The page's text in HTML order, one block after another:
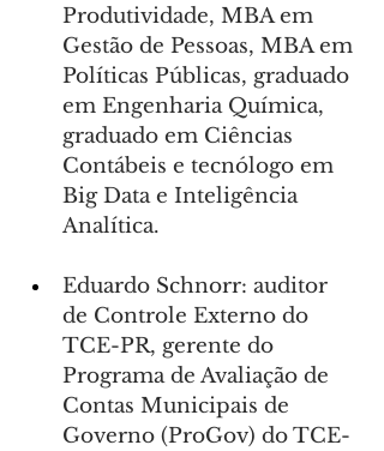
Produtividade, MBA em
Gestão de Pessoas, MBA em
Políticas Públicas, graduado
em Engenharia Química,
graduado em Ciências
Contábeis e tecnólogo em
Big Data e Inteligência
Analítica.
Eduardo Schnorr: auditor
de Controle Externo do
TCE-PR, gerente do
Programa de Avaliação de
Contas Municipais de
Governo (ProGov) do TCE-